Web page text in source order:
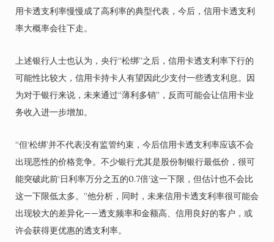
用卡透支利率慢慢成了高利率的典型代表，今后，信用卡透支利
率大概率会往下走。
上述银行人士也认为，央行“松绑”之后，信用卡透支利率下行的
可能性比较大，信用卡持卡人有望因此少支付一些透支利息。因
为对于银行来说，未来通过“薄利多销”，反而可能会让信用卡业
务收入进一步增加。
“但‘松绑’并不代表没有监管约束，今后信用卡透支利率应该不会
出现恶性的价格竞争。不少银行尤其是股份制银行最低价，很可
能突破此前‘日利率万分之五的0.7倍’这一下限，但估计也不会比
这一下限低太多。”他分析，同时，未来信用卡透支利率很可能会
出现较大的差异化——透支频率和金额高、信用良好的客户，或
许会获得更优惠的透支利率。